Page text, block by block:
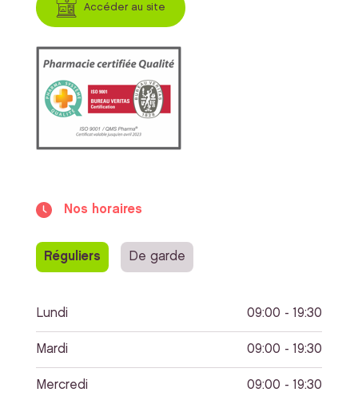
Accéder au site
Nos horaires
Réguliers De garde
Lundi 09:00 - 19:30
Mardi 09:00 - 19:30
Mercredi 09:00 - 19:30